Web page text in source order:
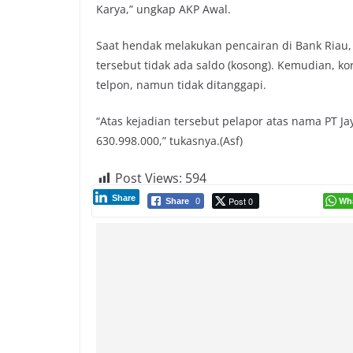
Karya,” ungkap AKP Awal.
Saat hendak melakukan pencairan di Bank
tersebut tidak ada saldo (kosong). Kemudian,
telpon, namun tidak ditanggapi.
“Atas kejadian tersebut pelapor atas nama PT
630.998.000,” tukasnya.(Asf)
Post Views: 594
Share 0 Post 0
Share